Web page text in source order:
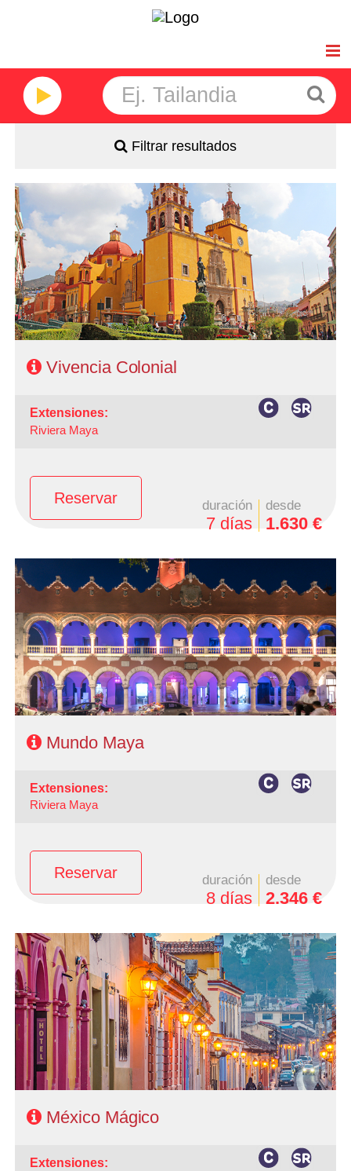
Inicio
Viajes de Novios
América
Asia
Oceanía
Ofertas Larga distancia
Filtrar resultados
Características
- Ruta: 3 Noches Ciudad de México, 1 Noche San Miguel
de Allende y 1 Noche en Guanajuato
- Categoría Hotelera: C, B y A
Régimen: Según itinerario
Vivencia Colonial
extensiones:
Riviera Maya
Reservar duración
7 días
desde
1.630 €
-Salidas: Sábados
- Ruta: 3 Noches Ciudad de México, 1 Noche Palenque, 1
Noche en Campeche, 1 Noche en Mérida y 1 noche en
Cancún
- Categoría Hotelera: C, B y A
Régimen: Según itinerario
Mundo Maya
extensiones:
Riviera Maya
Reservar duración
8 días
desde
2.346 €
-Salidas: Jueves
- Ruta: 3 Noches Ciudad de México, 2 Noches en San
Cristóbal, 1 Noche en Palenque, 1 Noche en Campeche,
1 Noche en Mérida y 1 noche en Cancún
- Categoría Hotelera: C, B y A en el circuito
Régimen: Según itinerario
México Mágico
extensiones: